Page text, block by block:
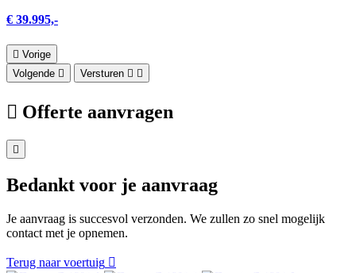
€ 39.995,-
Vorige
Volgende
Versturen
Offerte aanvragen
Bedankt voor je aanvraag
Je aanvraag is succesvol verzonden. We zullen zo snel mogelijk
contact met je opnemen.
Terug naar voertuig